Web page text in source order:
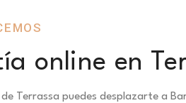
online en
Terrassa puedes desplazarte a